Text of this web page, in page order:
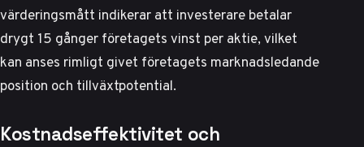
värderingsmått indikerar att investerare betalar
drygt 15 gånger företagets vinst per aktie, vilket
kan anses rimligt givet företagets marknadsledande
position och tillväxtpotential.
Kostnadseffektivitet och